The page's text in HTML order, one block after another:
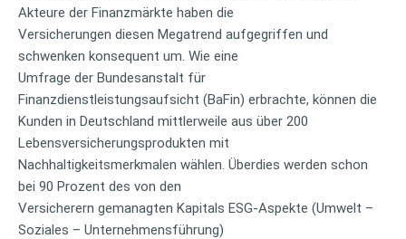
Akteure der Finanzmärkte haben die
Versicherungen diesen Megatrend aufgegriffen und
schwenken konsequent um. Wie eine
Umfrage der Bundesanstalt für
Finanzdienstleistungsaufsicht (BaFin) erbrachte, können die
Kunden in Deutschland mittlerweile aus über 200
Lebensversicherungsprodukten mit
Nachhaltigkeitsmerkmalen wählen. Überdies werden schon
bei 90 Prozent des von den
Versicherern gemanagten Kapitals ESG-Aspekte (Umwelt –
Soziales – Unternehmensführung)